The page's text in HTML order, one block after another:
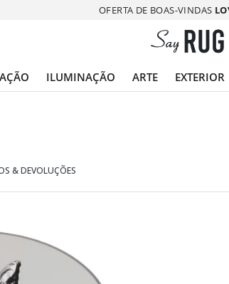
OFERTA DE BOAS-VINDAS
ILUMINAÇÃO ARTE EXTERIOR
& DEVOLUÇÕES